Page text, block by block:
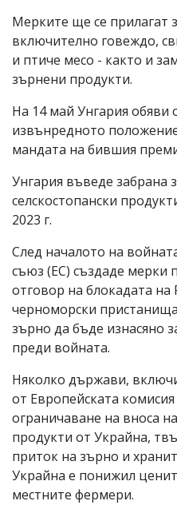
Мерките ще се прилагат
включително говеждо,
и птиче месо - както и
зърнени продукти.
На 14 май Унгария обяви
извънредното
мандата на бившия
Унгария въведе забрана
селскостопански
2023 г.
След началото на
съюз (ЕС) създаде мерки
отговор на блокадата на
черноморски
зърно да бъде изнасяно
преди войната.
Няколко държави,
от Европейската
ограничаване на вноса
продукти от Украйна,
приток на зърно и
Украйна е понижил
местните фермери.